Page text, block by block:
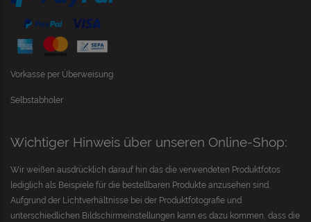
Vorkasse per Überweisung
Selbstabholer
Wichtiger Hinweis über unseren Online-Shop:
Wir weißen ausdrücklich darauf hin das die verwendeten Produktfotos
lediglich als Beispiele für die bestellbaren Produkte anzusehen sind.
Aufgrund der Lichtverhältnisse bei der Produktfotografie und
unterschiedlichen Bildschirmeinstellungen kann es dazu kommen, dass die